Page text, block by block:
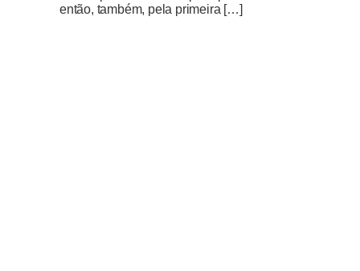
então, também, pela primeira […]